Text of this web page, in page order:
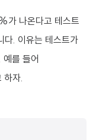
나온다고 테스트
다. 이유는 테스트가
를 들어
하자.